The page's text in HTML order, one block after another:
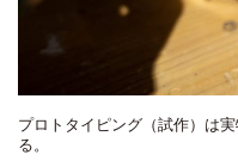
プロトタイピング（試作）は
る。